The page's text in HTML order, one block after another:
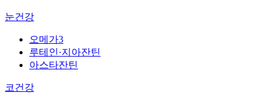
눈건강
오메가3
루테인·지아잔틴
아스타잔틴
코건강